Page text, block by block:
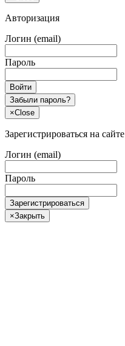
Авторизация
Логин (email)
Пароль
Войти
Забыли пароль?
×Close
Зарегистрироваться на сайте
Логин (email)
Пароль
Зарегистрироваться
×Закрыть